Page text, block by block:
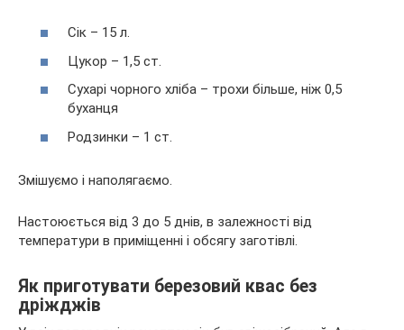
Сік – 15 л.
Цукор – 1,5 ст.
Сухарі чорного хліба – трохи більше, ніж 0,5
буханця
Родзинки – 1 ст.
Змішуємо і наполягаємо.
Настоюється від 3 до 5 днів, в залежності від
температури в приміщенні і обсягу заготівлі.
Як приготувати березовий квас без
дріжджів